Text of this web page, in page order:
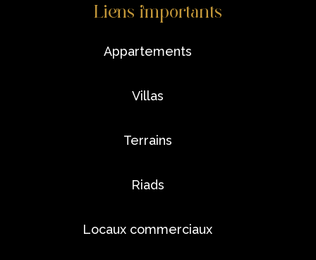
Liens importants
appartements
villas
terrains
riads
locaux commerciaux